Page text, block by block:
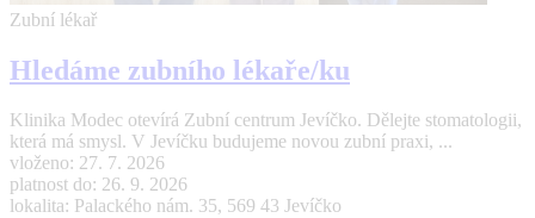
Zubní lékař
Hledáme zubního lékaře/ku
Klinika Modec otevírá Zubní centrum Jevíčko. Dělejte stomatologii,
která má smysl. V Jevíčku budujeme novou zubní praxi, ...
vloženo: 27. 7. 2026
platnost do: 26. 9. 2026
lokalita: Palackého nám. 35, 569 43 Jevíčko